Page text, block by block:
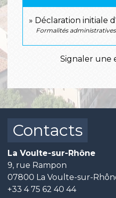
Déclaration initiale
Formalités
Signaler une
Contacts
La Voulte-sur-Rhône
9, rue Rampon
07800 La Voulte-sur-
+33 4 75 62 40 44